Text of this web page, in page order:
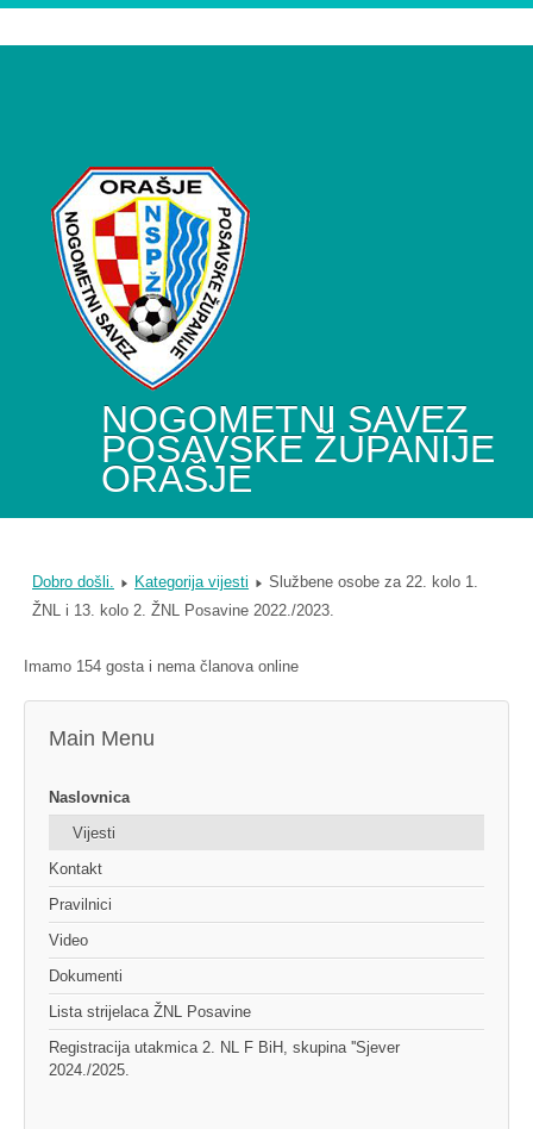
NOGOMETNI SAVEZ
POSAVSKE ŽUPANIJE
ORAŠJE
Dobro došli. Kategorija vijesti
Službene osobe za 22. kolo 1.
ŽNL i 13. kolo 2. ŽNL Posavine 2022./2023.
Imamo 154 gosta i nema članova online
Main Menu
Naslovnica
Vijesti
Kontakt
Pravilnici
Video
Dokumenti
Lista strijelaca ŽNL Posavine
Registracija utakmica 2. NL F BiH, skupina ''Sjever
2024./2025.